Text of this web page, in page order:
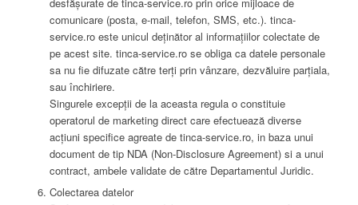
comunicare (posta, e-mail, telefon, SMS, etc.). tinca-
service.ro este unicul deținător al informațiilor colectate de
pe acest site. tinca-service.ro se obliga ca datele personale
sa nu fie difuzate către terți prin vânzare, dezvăluire parțiala,
sau închiriere.
Singurele excepții de la aceasta regula o constituie
operatorul de marketing direct care efectuează diverse
acțiuni specifice agreate de tinca-service.ro, in baza unui
document de tip NDA (Non-Disclosure Agreement) si a unui
contract, ambele validate de către Departamentul Juridic.
Colectarea datelor